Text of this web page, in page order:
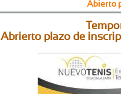
Abierto
Abrierto plazo de